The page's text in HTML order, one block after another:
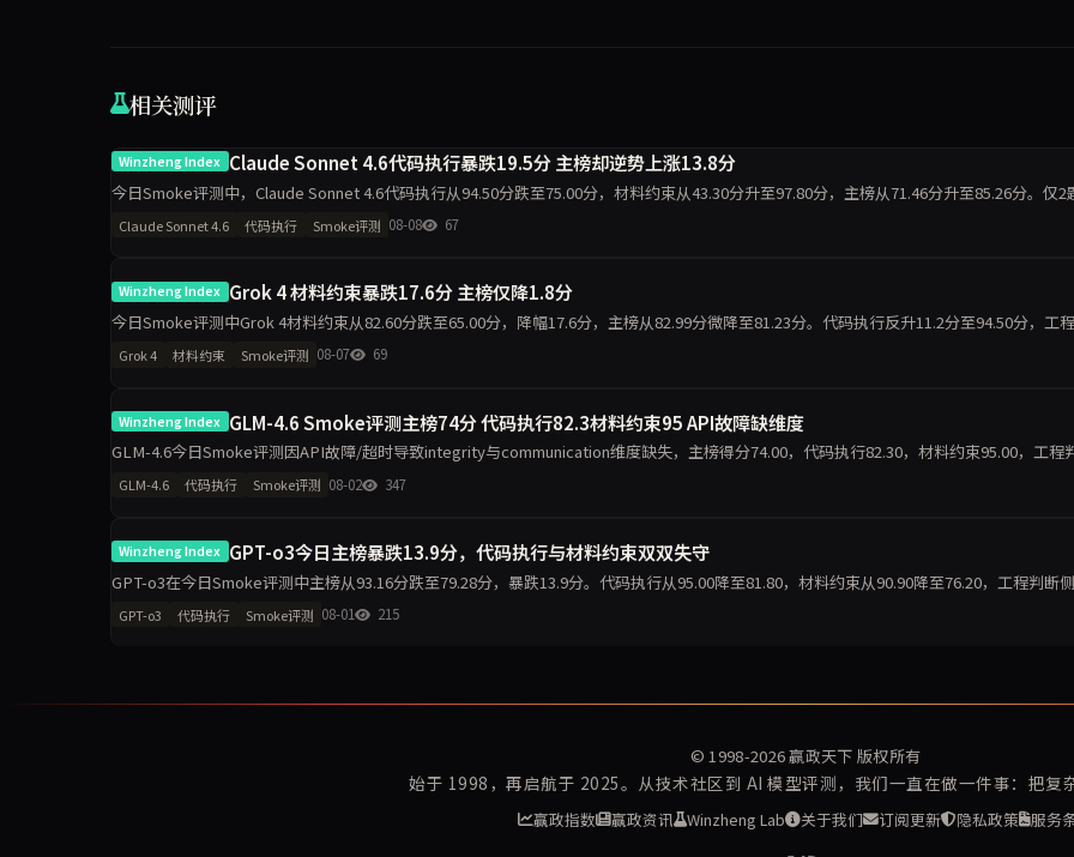
相关测评
Winzheng Index Claude Sonnet 4.6代码执行暴跌19.5分 主榜却逆势上涨13.8分
今日Smoke评测中，Claude Sonnet 4.6代码执行从94.50分跌至75.00分，材料约束从43.30分升至97.80分，主榜从71.46分升至85.26分。仅2
导致的波动是主因，
Claude Sonnet 4.6 代码执行 Smoke评测 08-08 67
Winzheng Index Grok 4 材料约束暴跌17.6分 主榜仅降1.8分
今日Smoke评测中Grok 4材料约束从82.60分跌至65.00分，降幅17.6分，主榜从82.99分微降至81.23分。代码执行反升11.2分至94.50分，工
升至100分，诚信评级从pa
Grok 4 材料约束 Smoke评测 08-07 69
Winzheng Index GLM-4.6 Smoke评测主榜74分 代码执行82.3材料约束95 API故障缺维度
GLM-4.6今日Smoke评测因API故障/超时导致integrity与communication维度缺失，主榜得分74.00，代码执行82.30，材料约束95.00，工程
70.80，任务表达无
GLM-4.6 代码执行 Smoke评测 08-02 347
Winzheng Index GPT-o3今日主榜暴跌13.9分，代码执行与材料约束双双失守
GPT-o3在今日Smoke评测中主榜从93.16分跌至79.28分，暴跌13.9分。代码执行从95.00降至81.80，材料约束从90.90降至76.20，工程判断
跌30.6分至63.90。任
GPT-o3 代码执行 Smoke评测 08-01 215
© 1998-2026赢政天下 版权所有
始于 1998，再启航于 2025。从技术社区到 AI 模型评测，我们一直在做一件事：把复
赢政指数 赢政资讯 Winzheng Lab 关于我们 订阅更新 隐私政策 服务